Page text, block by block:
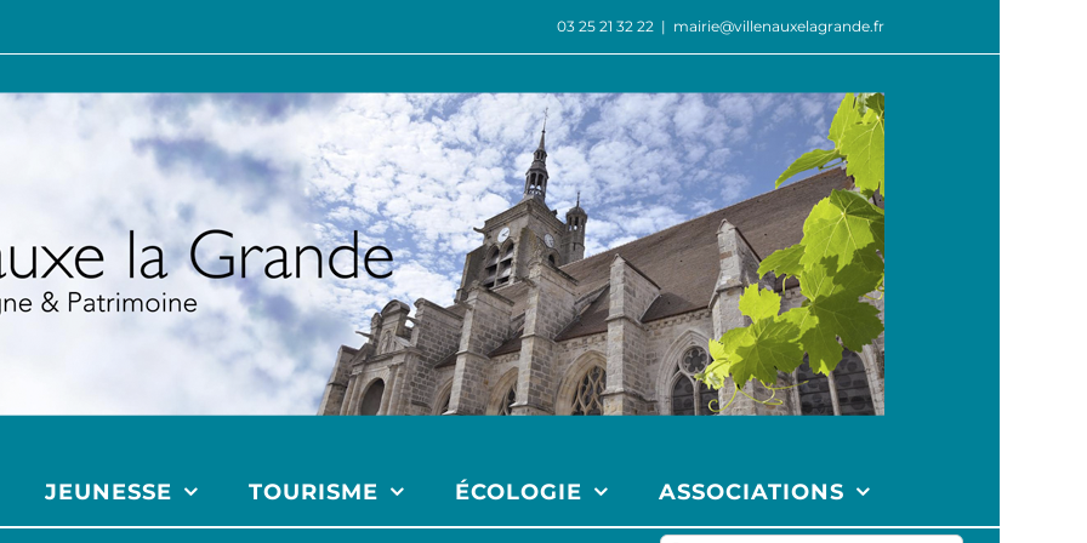
03 25 21 32 22 | mairie@villenauxelagrande.fr
JEUNESSE TOURISME ÉCOLOGIE ASSOCIATIONS